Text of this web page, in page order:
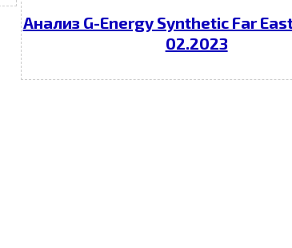
Анализ G-Energy Synthetic Far
02.2023